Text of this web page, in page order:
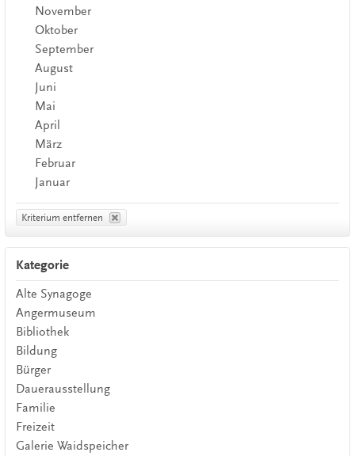
November
Oktober
September
August
Juni
Mai
April
März
Februar
Januar
Kriterium entfernen
Kategorie
Alte Synagoge
Angermuseum
Bibliothek
Bildung
Bürger
Dauerausstellung
Familie
Freizeit
Galerie Waidspeicher